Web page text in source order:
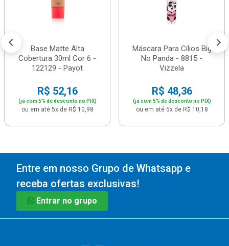
Base Matte Alta
Cobertura 30ml Cor 6 -
122129 - Payot
R$ 52,16
(já com 5% de desconto no PIX)
ou em até 5x de R$ 10,98
Máscara Para Cílios Big
No Panda - 8815 -
Vizzela
R$ 48,36
(já com 5% de desconto no PIX)
ou em até 5x de R$ 10,18
Entre em nosso Grupo de Whatsapp e
receba ofertas exclusivas!
Entrar no grupo